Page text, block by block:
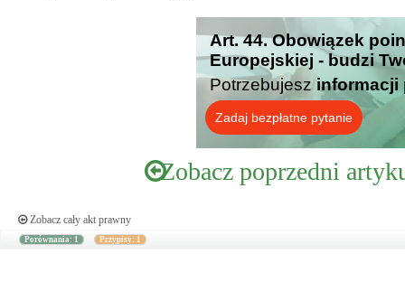
Art. 44. Obowiązek
Europejskiej - budzi
Potrzebujesz informacji
Zadaj bezpłatne pytanie
Zobacz poprzedni
Zobacz cały akt prawny
Porównania: 1 Przypisy: 1